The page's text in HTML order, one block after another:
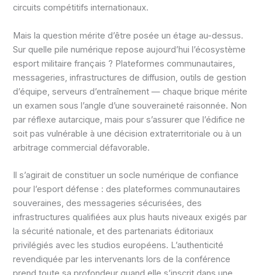
circuits compétitifs internationaux.
Mais la question mérite d’être posée un étage au-dessus.
Sur quelle pile numérique repose aujourd’hui l’écosystème
esport militaire français ? Plateformes communautaires,
messageries, infrastructures de diffusion, outils de gestion
d’équipe, serveurs d’entraînement — chaque brique mérite
un examen sous l’angle d’une souveraineté raisonnée. Non
par réflexe autarcique, mais pour s’assurer que l’édifice ne
soit pas vulnérable à une décision extraterritoriale ou à un
arbitrage commercial défavorable.
Il s’agirait de constituer un socle numérique de confiance
pour l’esport défense : des plateformes communautaires
souveraines, des messageries sécurisées, des
infrastructures qualifiées aux plus hauts niveaux exigés par
la sécurité nationale, et des partenariats éditoriaux
privilégiés avec les studios européens. L’authenticité
revendiquée par les intervenants lors de la conférence